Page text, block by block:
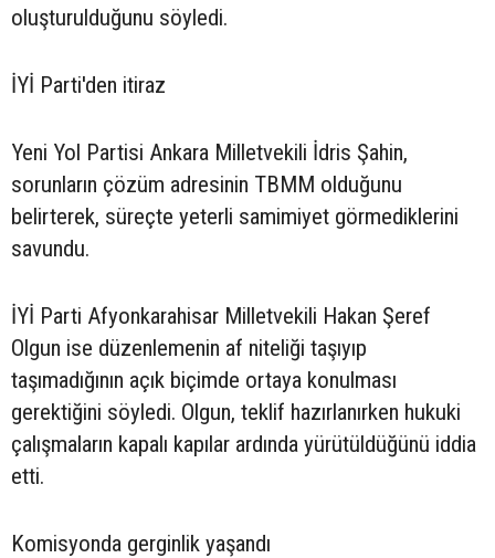
oluşturulduğunu söyledi.
İYİ Parti'den itiraz
Yeni Yol Partisi Ankara Milletvekili İdris Şahin,
sorunların çözüm adresinin TBMM olduğunu
belirterek, süreçte yeterli samimiyet görmediklerini
savundu.
İYİ Parti Afyonkarahisar Milletvekili Hakan Şeref
Olgun ise düzenlemenin af niteliği taşıyıp
taşımadığının açık biçimde ortaya konulması
gerektiğini söyledi. Olgun, teklif hazırlanırken hukuki
çalışmaların kapalı kapılar ardında yürütüldüğünü iddia
etti.
Komisyonda gerginlik yaşandı